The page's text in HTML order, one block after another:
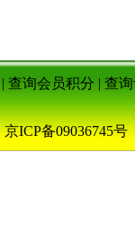
| 查询会员积分 | 查
京ICP备